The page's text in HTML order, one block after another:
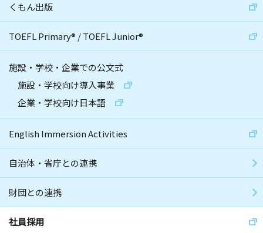
くもん出版
TOEFL Primary® /TOEFL Junior®
施設・学校・企業での公文式
施設・学校向け導入事業
企業・学校向け日本語
English Immersion Activities
自治体・省庁との連携
財団との連携
社員採用